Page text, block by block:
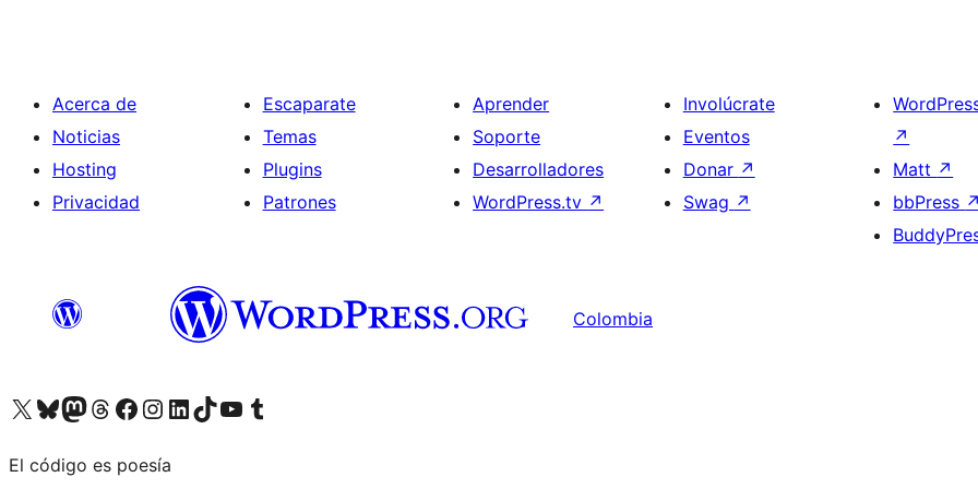
Acerca de
Noticias
Hosting
Privacidad
Escaparate
Temas
Plugins
Patrones
Aprender
Soporte
Desarrolladores
WordPress.tv ↗
Involúcrate
Eventos
Donar ↗
Swag ↗
↗
Matt ↗
bbPress ↗
Colombia
Visita nuestra cuenta de X (anteriormente Twitter)
Visita nuestra cuenta de Bluesky
Visita nuestra cuenta de Mastodon
Visita nuestra cuenta de Threads
Visita nuestra página de Facebook
Visita nuestra cuenta de Instagram
Visita nuestra cuenta de LinkedIn
Visita nuestra cuenta de TikTok
Visita nuestro canal de YouTube
Visita nuestra cuenta de Tumblr
El código es poesía